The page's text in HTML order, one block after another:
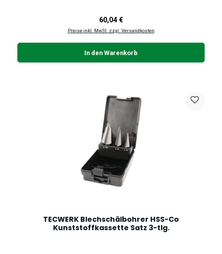
Regulärer Preis:
60,04 €
Preise inkl. MwSt. zzgl. Versandkosten
In den Warenkorb
TECWERK Blechschälbohrer HSS-Co
Kunststoffkassette Satz 3-tlg.